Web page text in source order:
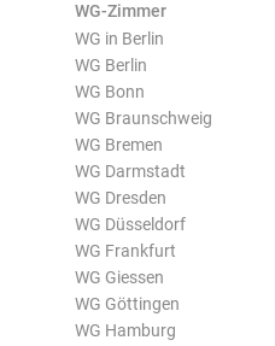
WG-Zimmer
WG in Berlin
WG Berlin
WG Bonn
WG Braunschweig
WG Bremen
WG Darmstadt
WG Dresden
WG Düsseldorf
WG Frankfurt
WG Giessen
WG Göttingen
WG Hamburg